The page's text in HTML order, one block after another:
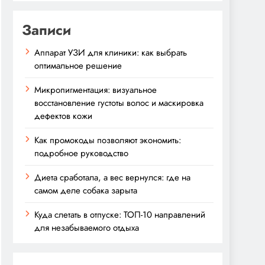
Записи
Аппарат УЗИ для клиники: как выбрать
оптимальное решение
Микропигментация: визуальное
восстановление густоты волос и маскировка
дефектов кожи
Как промокоды позволяют экономить:
подробное руководство
Диета сработала, а вес вернулся: где на
самом деле собака зарыта
Куда слетать в отпуске: ТОП-10 направлений
для незабываемого отдыха